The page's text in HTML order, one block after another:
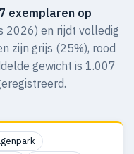
exemplaren op
2026) en rijdt volledig
zijn grijs (25%), rood
gewicht is 1.007